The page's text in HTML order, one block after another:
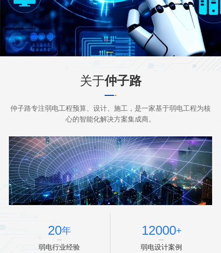
关于仲子路
仲子路专注弱电工程预算、设计、施工，是一家基于弱电工程为核
心的智能化解决方案集成商。
20年
弱电行业经验
12000+
弱电设计案例